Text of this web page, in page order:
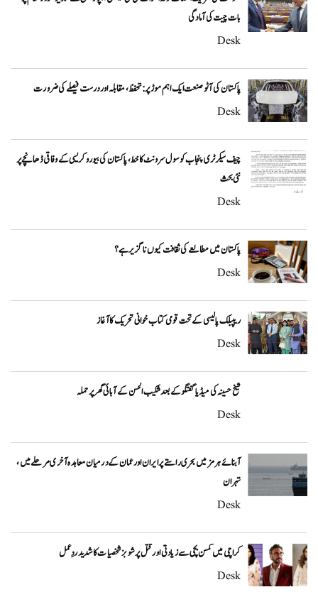
بات چیت کی آمادگی
Desk
پاکستان کی آٹو صنعت ایک اہم موڑ پر: تحفظ، مقابلہ اور درست فیصلے کی ضرورت
Desk
چیف سیکرٹری پنجاب کو سول سرونٹ کا خط، پاکستان کی بیوروکریسی کے وفاقی ڈھانچے پر
نئی بحث
Desk
پاکستان میں مطالعے کی ثقافت کیوں ناگزیر ہے؟
Desk
ریپبلک پالیسی کے تحت قومی کتاب خوانی تحریک کا آغاز
Desk
شیخ حسینہ کی میڈیا گفتگو کے بعد شکیب الحسن کے آبائی گھر پر حملہ
Desk
آبنائے ہرمز میں بحری راستے پر ایران اور عمان کے درمیان معاہدہ آخری مرحلے میں،
تہران
Desk
کراچی میں کمسن بچی سے زیادتی اور قتل پر شوبز شخصیات کا شدید ردِعمل
Desk